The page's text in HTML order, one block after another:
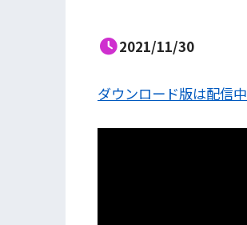
2021/11/30
ダウンロード版は配信中